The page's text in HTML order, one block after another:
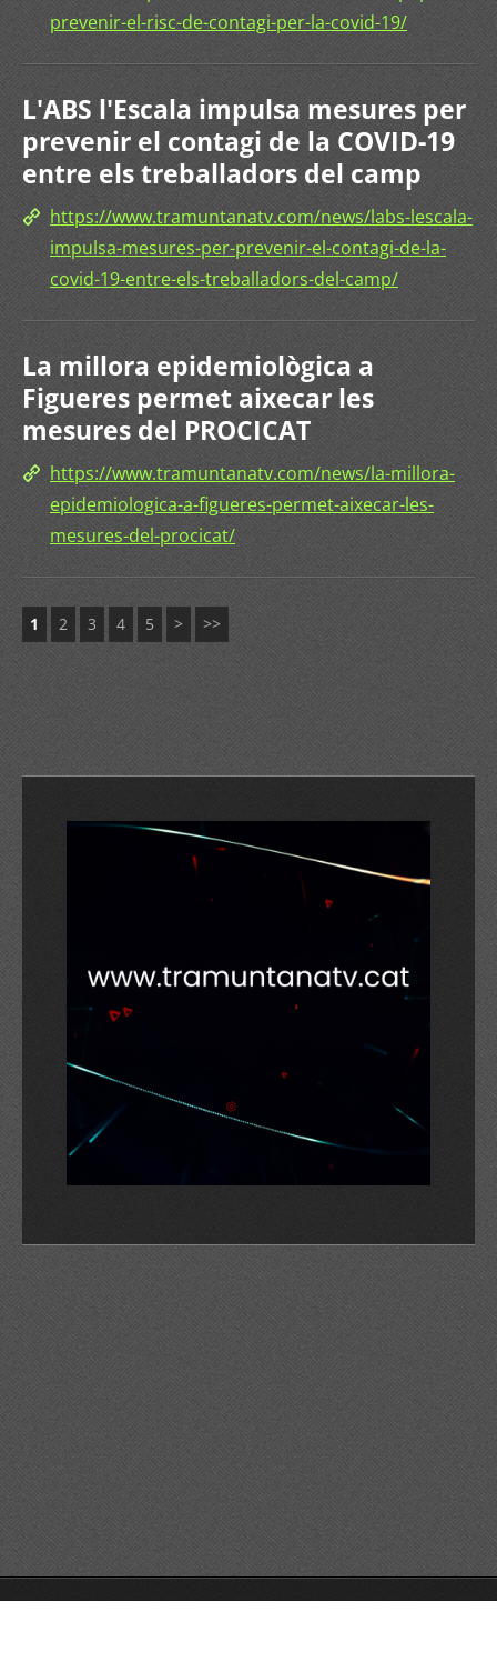
prevenir-el-risc-de-contagi-per-la-covid-19/
L'ABS l'Escala impulsa mesures per
prevenir el contagi de la COVID-19
entre els treballadors del camp
https://www.tramuntanatv.com/news/labs-lescala-
impulsa-mesures-per-prevenir-el-contagi-de-la-
covid-19-entre-els-treballadors-del-camp/
La millora epidemiològica a
Figueres permet aixecar les
mesures del PROCICAT
https://www.tramuntanatv.com/news/la-millora-
epidemiologica-a-figueres-permet-aixecar-les-
mesures-del-procicat/
1 2 3 4 5 > >>